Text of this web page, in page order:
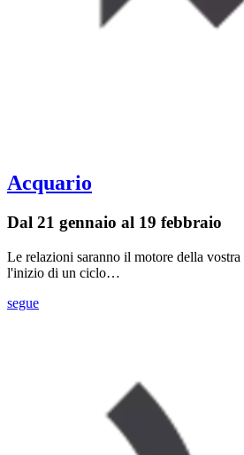
Acquario
Dal 21 gennaio al 19 febbraio
Le relazioni saranno il motore della vostra
l'inizio di un ciclo…
segue